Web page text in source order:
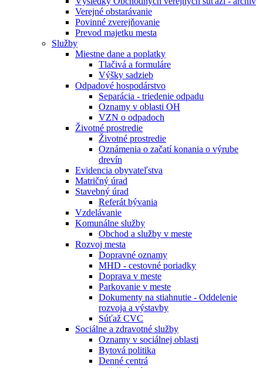
Verejné obstarávanie
Povinné zverejňovanie
Prevod majetku mesta
Služby
Miestne dane a poplatky
Tlačivá a formuláre
Výšky sadzieb
Odpadové hospodárstvo
Separácia - triedenie odpadu
Oznamy v oblasti OH
VZN o odpadoch
Životné prostredie
Životné prostredie
Oznámenia o začatí konania o výrube
drevín
Evidencia obyvateľstva
Matričný úrad
Stavebný úrad
Referát bývania
Vzdelávanie
Komunálne služby
Obchod a služby v meste
Rozvoj mesta
Dopravné oznamy
MHD - cestovné poriadky
Doprava v meste
Parkovanie v meste
Dokumenty na stiahnutie - Oddelenie
rozvoja a výstavby
Súťaž CVC
Sociálne a zdravotné služby
Oznamy v sociálnej oblasti
Bytová politika
Denné centrá